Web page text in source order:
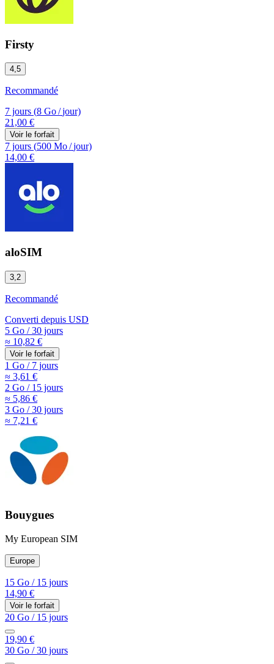
Firsty
4,5
Recommandé
7 jours (8 Go/jour)
21,00 €
Voir le forfait
7 jours (500 Mo/jour)
14,00 €
aloSIM
3,2
Recommandé
Converti depuis USD
5 Go /30 jours
≈ 10,82 €
Voir le forfait
1 Go /7 jours
≈ 3,61 €
2 Go /15 jours
≈ 5,86 €
3 Go /30 jours
≈ 7,21 €
Bouygues
My European SIM
Europe
15 Go /15 jours
14,90 €
Voir le forfait
20 Go /15 jours
19,90 €
30 Go /30 jours